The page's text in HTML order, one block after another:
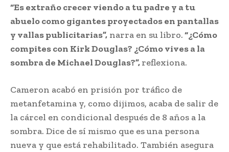
“Es extraño crecer viendo a tu padre y a tu
abuelo como gigantes proyectados en pantallas
y vallas publicitarias”, narra en su libro.“¿Cómo
compites con Kirk Douglas? ¿Cómo vives a la
sombra de Michael Douglas?”,reflexiona.
Cameron acabó en prisión por tráfico de
metanfetamina y, como dijimos, acaba de salir de
la cárcel en condicional después de 8 años a la
sombra. Dice de sí mismo que es una persona
nueva y que está rehabilitado. También asegura